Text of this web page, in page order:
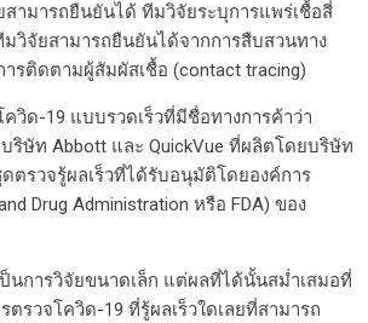
ามารถยืนยันได้ ทีมวิจัยระบุการแพร่เชื้อสี่
วิจัยสามารถยืนยันได้จากการสืบสวนทาง
รติดตามผู้สัมผัสเชื้อ (contact tracing)
วิด-19 แบบรวดเร็วที่มีชื่อทางการค้าว่า
บริษัท Abbott และ QuickVue ที่ผลิตโดยบริษัท
ดตรวจรู้ผลเร็วที่ได้รับอนุมัติโดยองค์การ
Drug Administration หรือ FDA) ของ
นการวิจัยขนาดเล็ก แต่ผลที่ได้นั้นสม่ำเสมอที่
ตรวจโควิด-19 ที่รู้ผลเร็วใดเลยที่สามารถ